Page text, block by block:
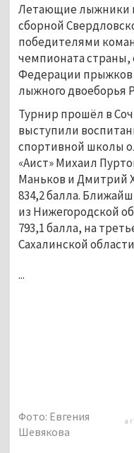
Летающие лыжники
сборной
победителями
чемпионата страны,
Федерации прыжков
лыжного двоеборья
Турнир прошёл в
выступили
спортивной школы
«Аист» Михаил
Маньков и Дмитрий
834,2 балла.
из Нижегородской
793,1 балла, на
Сахалинской
...
Фото: Евгения
Шевякова